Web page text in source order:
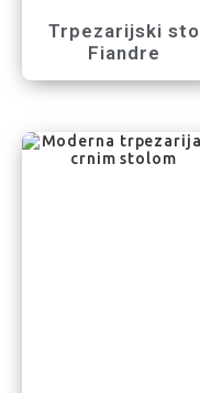
Trpezarijski sto
Fiandre